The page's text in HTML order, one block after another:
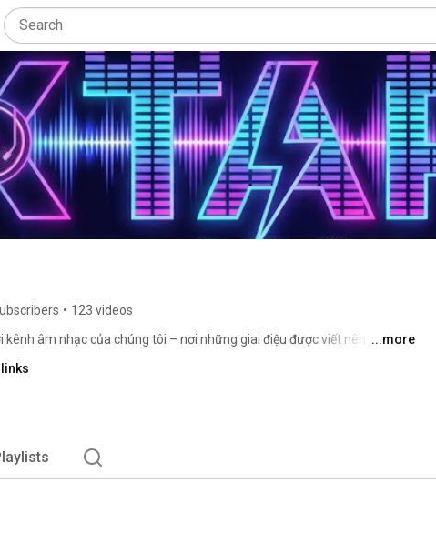
• 123 videos
kênh âm nhạc của chúng tôi – nơi những giai điệu được viết nên từ cảm
mong rằng sẽ chạm đến trái tim và mang lại sự đồng cảm cho
và cảm nhận nhé!
...more